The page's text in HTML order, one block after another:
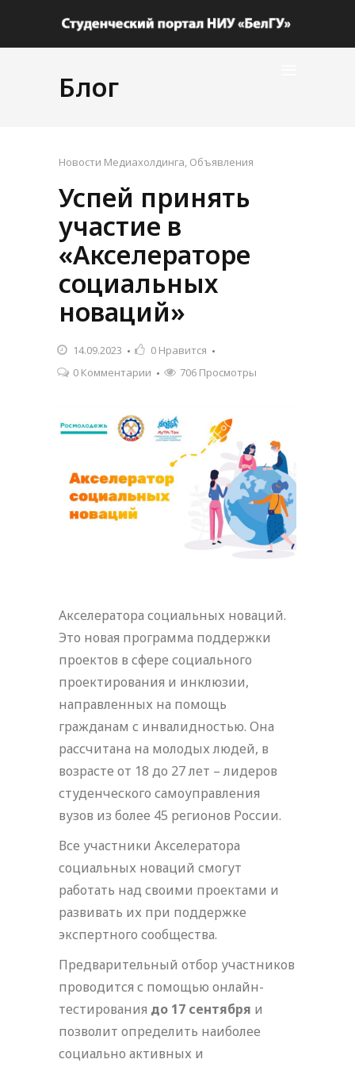
Блог
Новости Медиахолдинга, Объявления
Успей принять
участие в
«Акселераторе
социальных
новаций»
14.09.2023 0 Нравится
0 Комментарии
706 Просмотры
Акселератора социальных новаций.
Это новая программа поддержки
проектов в сфере социального
проектирования и инклюзии,
направленных на помощь
гражданам с инвалидностью. Она
рассчитана на молодых людей, в
возрасте от 18 до 27 лет – лидеров
студенческого самоуправления
вузов из более 45 регионов России.
Все участники Акселератора
социальных новаций смогут
работать над своими проектами и
развивать их при поддержке
экспертного сообщества.
Предварительный отбор участников
проводится с помощью онлайн-
тестирования до 17 сентября и
позволит определить наиболее
социально активных и